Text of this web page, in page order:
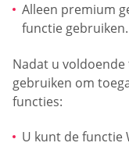
Alleen premium
functie gebruiken.
Nadat u
gebruiken om
functies:
U kunt de functie